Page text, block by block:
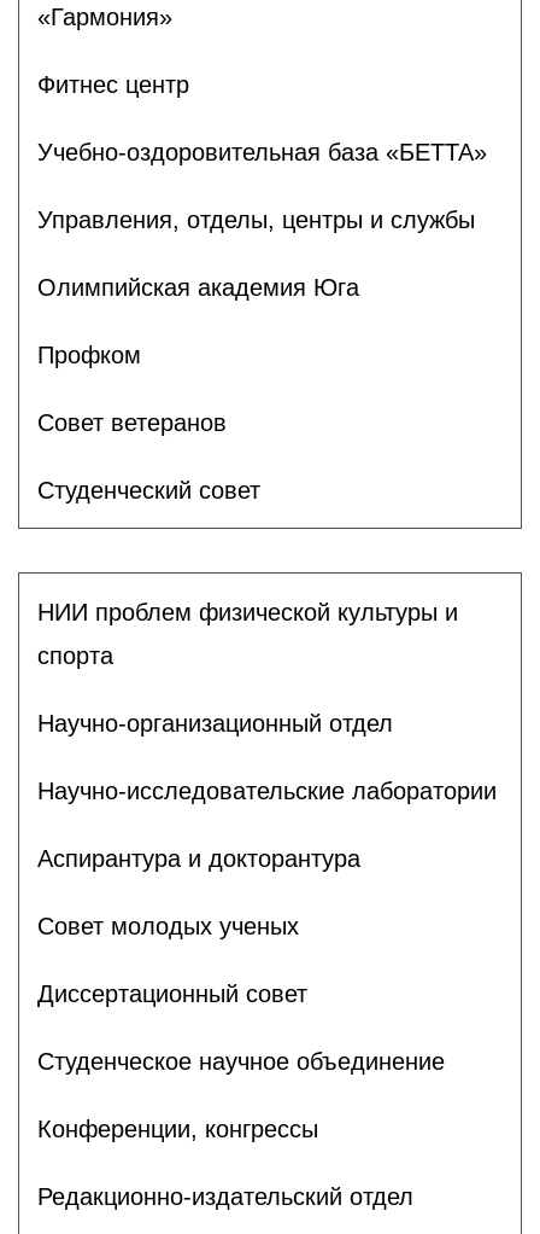
«Гармония»
Фитнес центр
Учебно-оздоровительная база «БЕТТА»
Управления, отделы, центры и службы
Олимпийская академия Юга
Профком
Совет ветеранов
Студенческий совет
НИИ проблем физической культуры и
спорта
Научно-организационный отдел
Научно-исследовательские лаборатории
Аспирантура и докторантура
Совет молодых ученых
Диссертационный совет
Студенческое научное объединение
Конференции, конгрессы
Редакционно-издательский отдел